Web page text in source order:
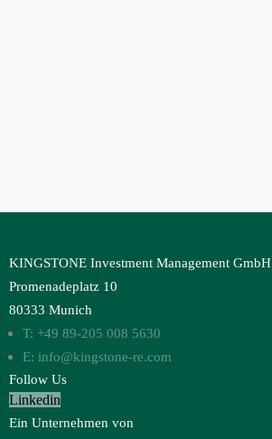
KINGSTONE Investment Management GmbH
Promenadeplatz 10
80333 Munich
T: +49 89-205 008 5630
E: info@kingstone-re.com
Follow Us
Linkedin
Ein Unternehmen von